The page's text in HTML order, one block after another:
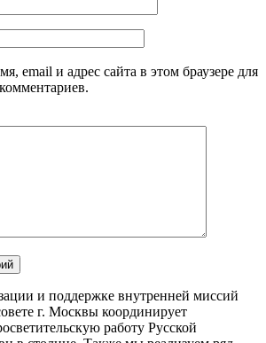
email и адрес сайта в этом браузере для
и поддержке внутренней миссий
г. Москвы координирует
работу Русской